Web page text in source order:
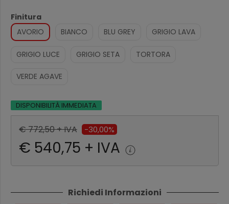
Finitura
AVORIO
BIANCO BLU GREY GRIGIO LAVA
GRIGIO LUCE GRIGIO SETA TORTORA
VERDE AGAVE
DISPONIBILITÀ IMMEDIATA
€ 772,50 + IVA -30,00%
€ 540,75 + IVA
Richiedi Informazioni